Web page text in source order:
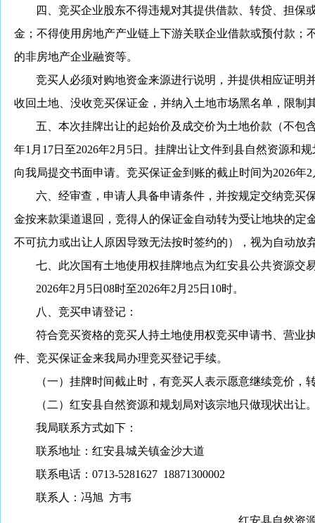
四、竞买企业股东不得违规对其提供借款、转贷、担
金；不得使用房地产产业链上下游关联企业借款或预付款
的非房地产企业融资等。
竞买人必须对购地资金来源进行说明，并提供相应证明
收回土地、没收竞买保证金，并纳入土地市场黑名单，限制
五、本次挂牌出让的起始价及成交价为土地价款（不包
年1 月 17日至2026年2 月 5日。挂牌出让文件到县自然资源和
向我局提交书面申请。竞买保证金到账的截止时间为2026年2
六、经审查，申请人具备申请条件，并按规定交纳竞买
金按来款渠道退回，竞得人的保证金自动转为受让地块的定
不可抗力或出让人原因导致无法按时签约的），视为自动放
七、 此次国有土地使用权挂牌地点为红安县公共资源交
2026年2 月 5日08时至2026年2 月 25日 10时。
八、竞买申请登记：
符合竞买资格的竞买人持土地使用权竞买申请书、营业
件、竞买保证金来我局办理竞买登记手续。
（一）挂牌时间截止时，有竞买人表示愿意继续竞价
（二）红安县自然资源和规划局对该宗地只做现状出让
我局联系方式如下：
联系地址：红安县城关镇金沙大道
联系电话：0713-5281627 18871300002
联系人：冯旭 方韦
红安县自然资